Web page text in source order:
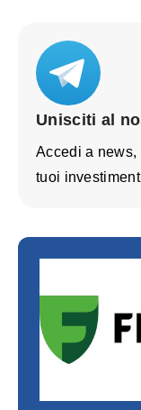
Unisciti al
Accedi a
tuoi